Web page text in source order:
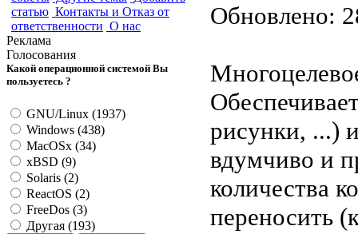
статью Контакты и Отказ от
ответственности О нас
Реклама
Голосования
Какой операционной системой Вы
пользуетесь ?
GNU/Linux (1937)
Windows (438)
MacOSx (34)
xBSD (9)
Solaris (2)
ReactOS (2)
FreeDos (3)
Другая (193)
Обновлено:
рисунки, ...)
вдумчиво и
количества
переносить